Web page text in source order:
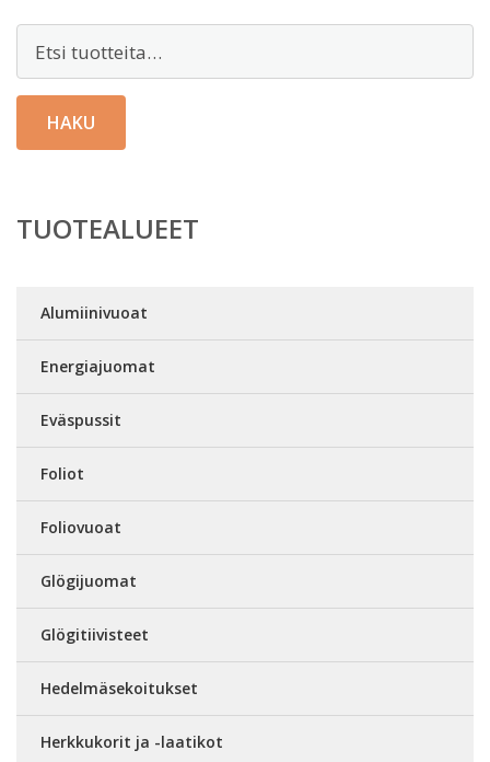
HAKU
TUOTEALUEET
Alumiinivuoat
Energiajuomat
Eväspussit
Foliot
Foliovuoat
Glögijuomat
Glögitiivisteet
Hedelmäsekoitukset
Herkkukorit ja -laatikot